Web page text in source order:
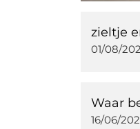
zieltje
01/08/
Waar
16/06/